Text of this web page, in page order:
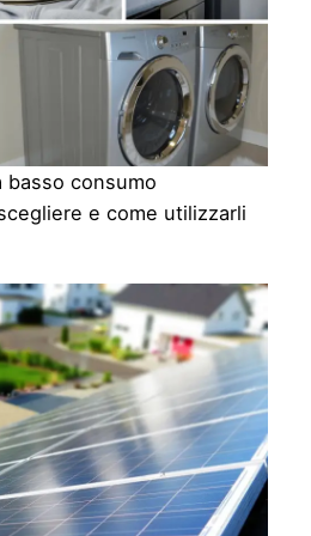
basso consumo
e come utilizzarli